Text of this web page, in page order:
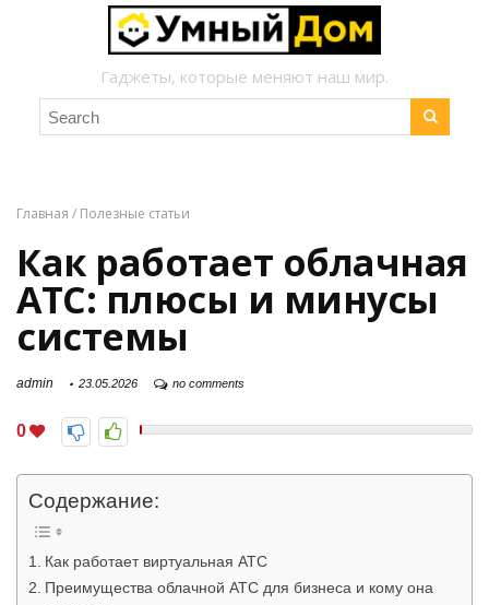
Гаджеты, которые меняют наш мир.
Главная / Полезные статьи
Как работает облачная
АТС: плюсы и минусы
системы
admin 23.05.2026 no comments
0
Содержание:
Как работает виртуальная АТС
Преимущества облачной АТС для бизнеса и кому она